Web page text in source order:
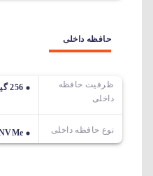
حافظه داخلی
ظرفیت حافظه
داخلی
256 گیگابایت
نوع حافظه داخلی M.2 2242 PCIe 4.0 x 4 NVMe